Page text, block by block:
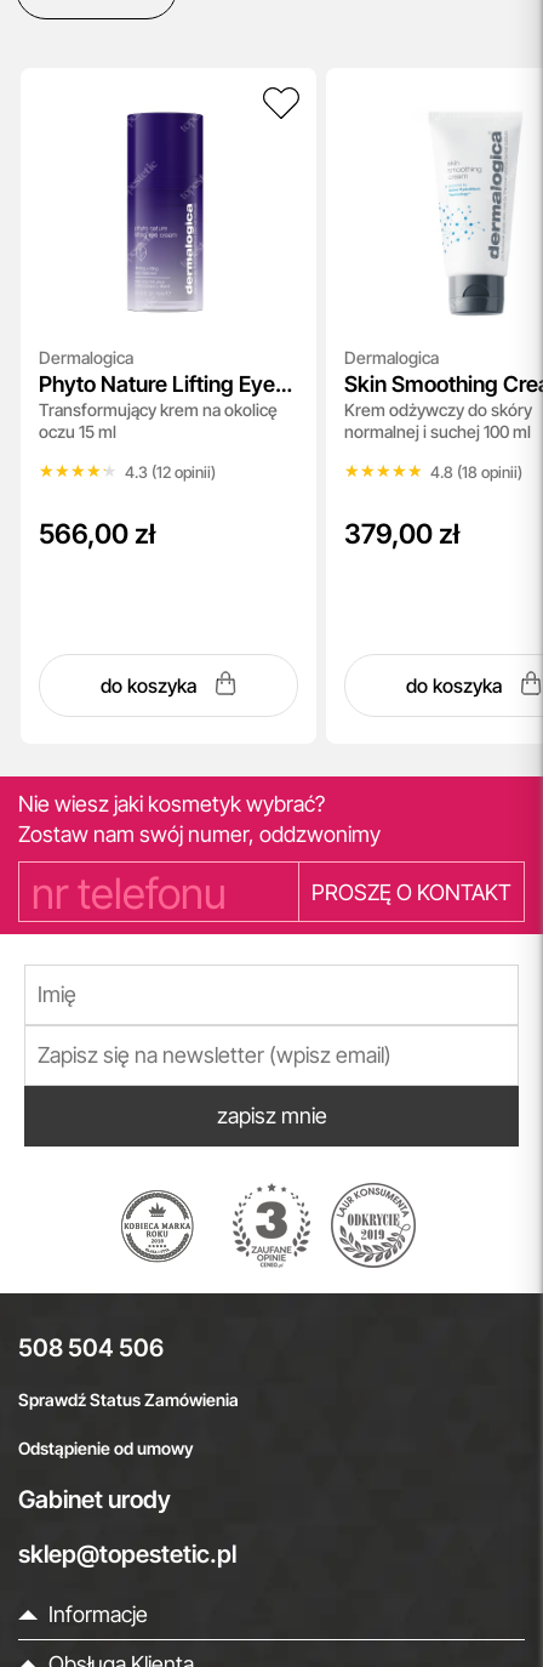
Dermalogica
Phyto Nature Lifting Eye
Cream
Transformujący krem na okolicę
oczu 15 ml
★★★★★
★★★★★ 4.3 (12 opinii)
566,00 zł
do koszyka
Dermalogica
Skin Smoothing
Krem odżywczy do skóry
normalnej i suchej 100 ml
★★★★★
★★★★★ 4.8 (18 opinii)
379,00 zł
do koszyka
Nie wiesz jaki kosmetyk wybrać?
Zostaw nam swój numer, oddzwonimy
PROSZĘ O KONTAKT
zapisz mnie
508 504 506
Sprawdź Status Zamówienia
Odstąpienie od umowy
Gabinet urody
sklep@topestetic.pl
Informacje